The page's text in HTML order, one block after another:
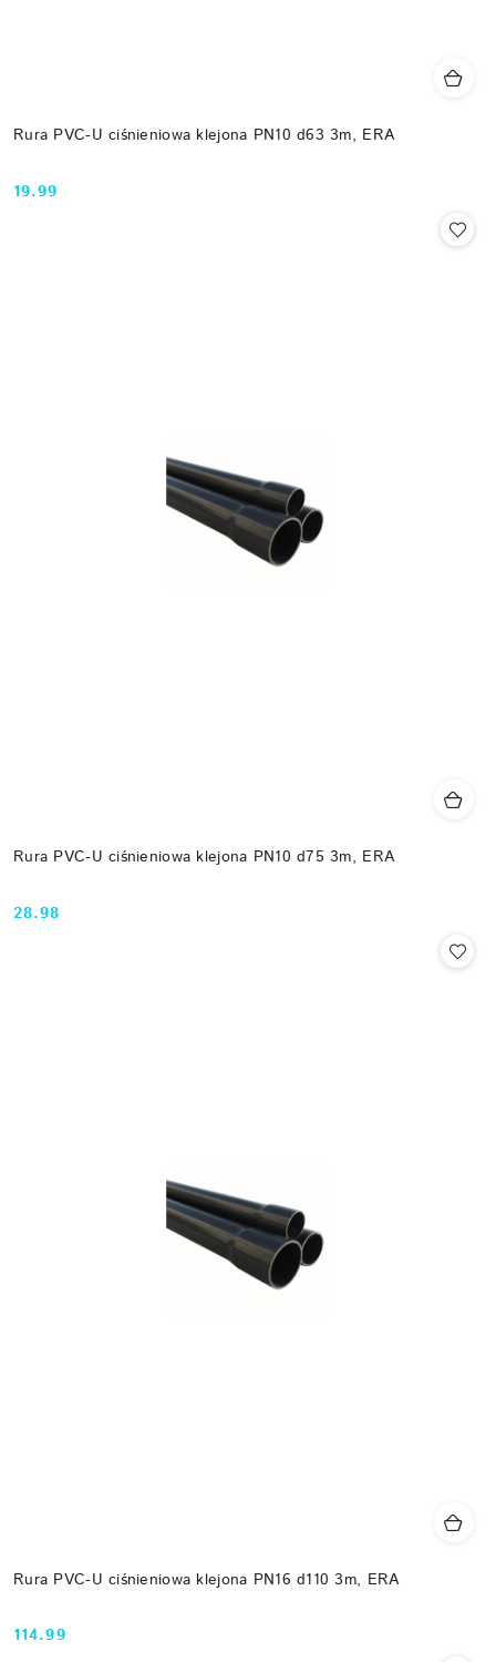
Rura PVC-U ciśnieniowa klejona PN10 d63 3m, ERA
Cena:
19.99
Rura PVC-U ciśnieniowa klejona PN10 d75 3m, ERA
Cena:
28.98
Rura PVC-U ciśnieniowa klejona PN16 d110 3m, ERA
Cena:
114.99